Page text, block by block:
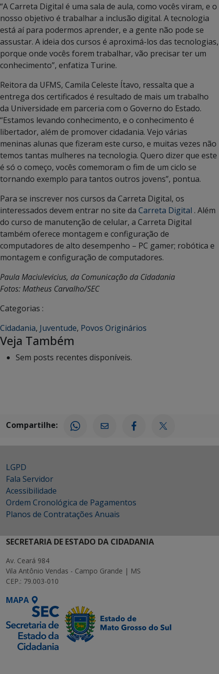
“A Carreta Digital é uma sala de aula, como vocês viram, e o
nosso objetivo é trabalhar a inclusão digital. A tecnologia
está aí para podermos aprender, e a gente não pode se
assustar. A ideia dos cursos é aproximá-los das tecnologias,
porque onde vocês forem trabalhar, vão precisar ter um
conhecimento”, enfatiza Turine.
Reitora da UFMS, Camila Celeste Ítavo, ressalta que a
entrega dos certificados é resultado de mais um trabalho
da Universidade em parceria com o Governo do Estado.
“Estamos levando conhecimento, e o conhecimento é
libertador, além de promover cidadania. Vejo várias
meninas alunas que fizeram este curso, e muitas vezes não
temos tantas mulheres na tecnologia. Quero dizer que este
é só o começo, vocês comemoram o fim de um ciclo se
tornando exemplo para tantos outros jovens”, pontua.
Para se inscrever nos cursos da Carreta Digital, os
interessados devem entrar no site da Carreta Digital . Além
do curso de manutenção de celular, a Carreta Digital
também oferece montagem e configuração de
computadores de alto desempenho – PC gamer; robótica e
montagem e configuração de computadores.
Paula Maciulevicius, da Comunicação da Cidadania
Fotos: Matheus Carvalho/SEC
Categorias :
Cidadania, Juventude, Povos Originários
Veja Também
Sem posts recentes disponíveis.
Compartilhe:
LGPD
Fala Servidor
Acessibilidade
Ordem Cronológica de Pagamentos
Planos de Contratações Anuais
SECRETARIA DE ESTADO DA CIDADANIA
Av. Ceará 984
Vila Antônio Vendas - Campo Grande | MS
CEP.: 79.003-010
MAPA